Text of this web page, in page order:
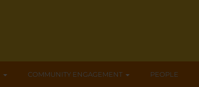
COMMUNITY ENGAGEMENT PEOPLE